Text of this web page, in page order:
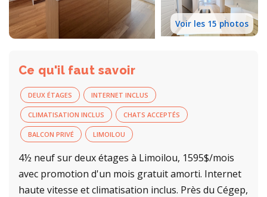
Voir les 15 photos
Ce qu'il faut savoir
DEUX ÉTAGES INTERNET INCLUS
CLIMATISATION INCLUS CHATS ACCEPTÉS
BALCON PRIVÉ LIMOILOU
4½ neuf sur deux étages à Limoilou, 1595$/mois
avec promotion d'un mois gratuit amorti. Internet
haute vitesse et climatisation inclus. Près du Cégep,